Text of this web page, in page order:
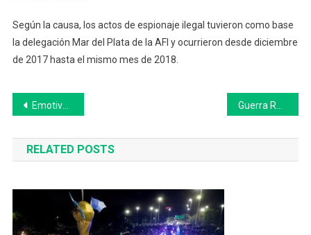
Según la causa, los actos de espionaje ilegal tuvieron como base
la delegación Mar del Plata de la AFI y ocurrieron desde diciembre
de 2017 hasta el mismo mes de 2018.
Navegación
de
entradas
Emotivo “Domingo de Ramos” en la Parroquia Nuestra Señora del Rosario y en el Hogar de Ancianos de 25 de Mayo
RELATED POSTS